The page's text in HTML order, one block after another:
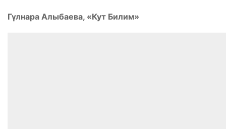
Гүлнара Алыбаева, «Кут Билим»